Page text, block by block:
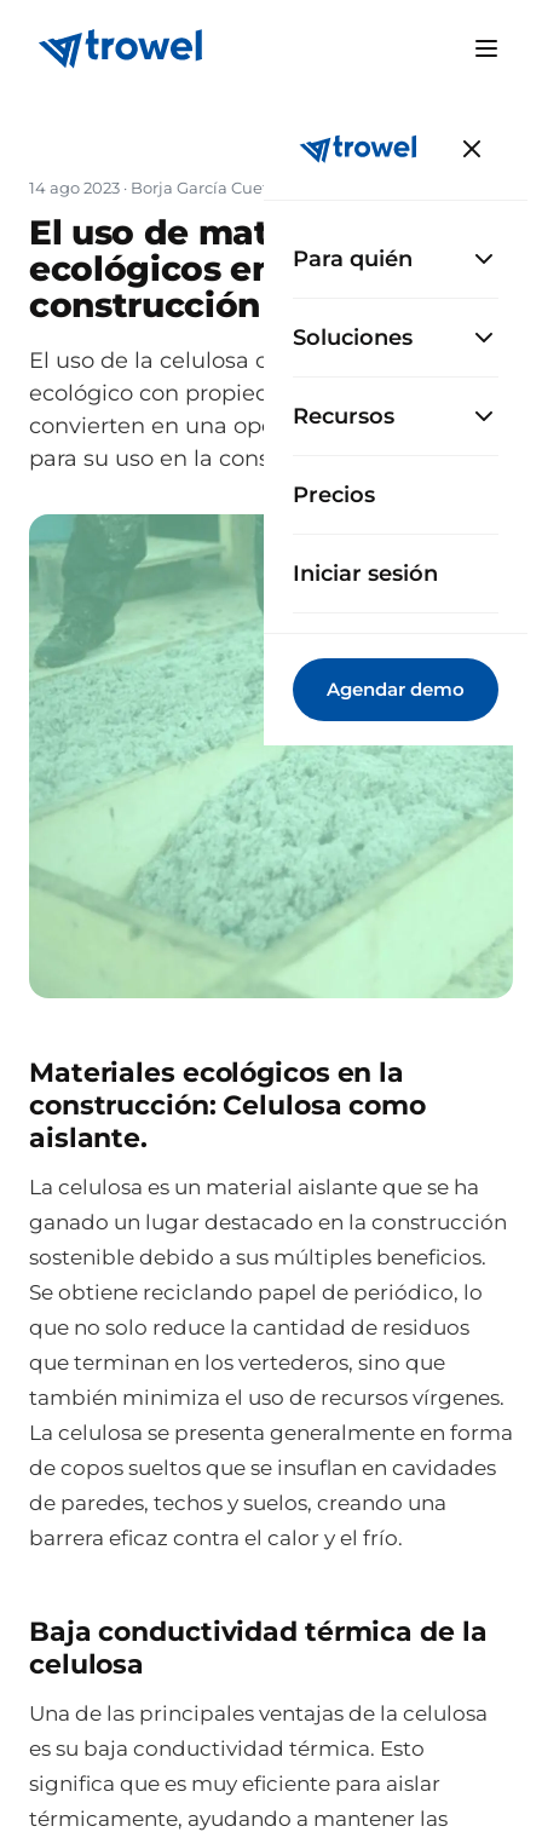
Para quién
Soluciones
Recursos
Precios
Iniciar sesión
Agendar demo
14 ago 2023 · Borja García Cueto
El uso de materiales
ecológicos en la
construcción
El uso de la celulosa como material
ecológico con propiedades que lo
convierten en una opción muy atractiva
para su uso en la construcción.
Materiales ecológicos en la
construcción: Celulosa como
aislante.
La celulosa es un material aislante que se ha
ganado un lugar destacado en la construcción
sostenible debido a sus múltiples beneficios.
Se obtiene reciclando papel de periódico, lo
que no solo reduce la cantidad de residuos
que terminan en los vertederos, sino que
también minimiza el uso de recursos vírgenes.
La celulosa se presenta generalmente en forma
de copos sueltos que se insuflan en cavidades
de paredes, techos y suelos, creando una
barrera eficaz contra el calor y el frío.
Baja conductividad térmica de la
celulosa
Una de las principales ventajas de la celulosa
es su baja conductividad térmica. Esto
significa que es muy eficiente para aislar
térmicamente, ayudando a mantener las